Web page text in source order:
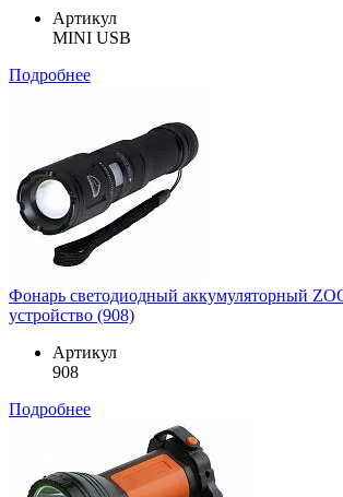
Артикул
MINI USB
Подробнее
Фонарь светодиодный аккумуляторный
устройство (908)
Артикул
908
Подробнее